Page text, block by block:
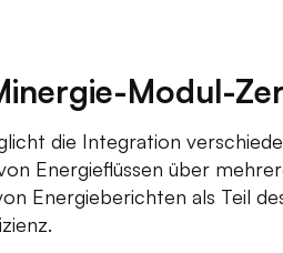
Modul-
die Integration
Energieflüssen über
Energieberichten als Teil